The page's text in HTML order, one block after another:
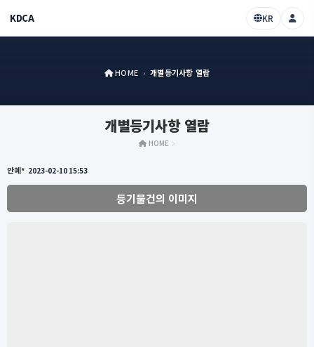
KDCA KR
HOME › 개별등기사항 열람
개별등기사항 열람
HOME
안예* 2023-02-10 15:53
등기물건의 이미지